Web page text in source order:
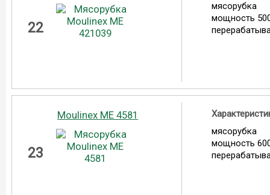
22
мясорубка
мощность
23
Moulinex ME 4581
мясорубка
мощность